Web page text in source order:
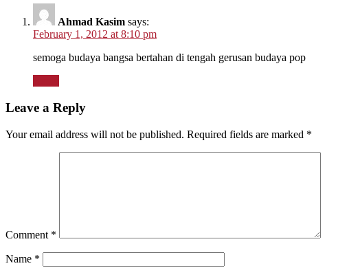
Ahmad Kasim says:
February 1, 2012 at 8:10 pm
semoga budaya bangsa bertahan di tengah gerusan budaya pop
Leave a Reply
Your email address will not be published. Required fields are marked *
Comment *
Name *